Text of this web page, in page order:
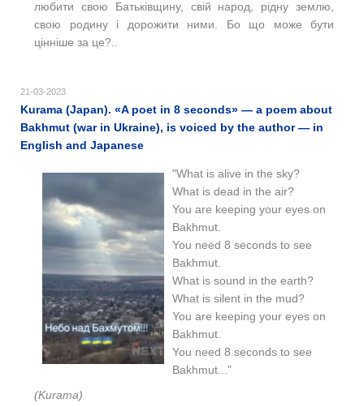
любити свою Батьківщину, свій народ, рідну землю,
свою родину і дорожити ними. Бо що може бути
цінніше за це?..
21-03-2023
Kurama (Japan). «A poet in 8 seconds» — a poem about
Bakhmut (war in Ukraine), is voiced by the author — in
English and Japanese
"What is alive in the sky?
What is dead in the air?
You are keeping your eyes on
Bakhmut.
You need 8 seconds to see
Bakhmut.
What is sound in the earth?
What is silent in the mud?
You are keeping your eyes on
Bakhmut.
You need 8 seconds to see
Bakhmut..."
(Kurama)